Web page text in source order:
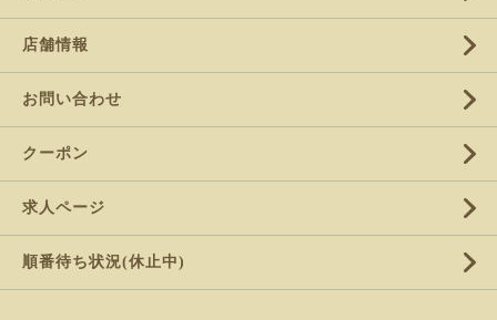
店舗情報
お問い合わせ
クーポン
求人ページ
順番待ち状況(休止中)